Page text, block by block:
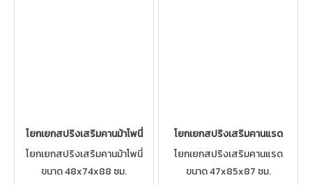
โยกเยกสปริงเสริมคานม้าโพนี่
โยกเยกสปริงเสริมคานม้าโพนี่
ขนาด 48x74x88 ซม.
โยกเยกสปริงเสริมคานแรด
โยกเยกสปริงเสริมคานแรด
ขนาด 47x85x87 ซม.